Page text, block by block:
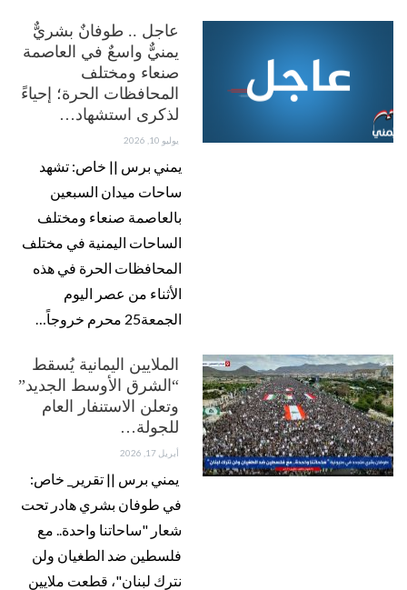
عاجل .. طوفانٌ بشريٌّ
يمنيٌّ واسعٌ في العاصمة
صنعاء ومختلف
المحافظات الحرة؛ إحياءً
لذكرى استشهاد…
يوليو 10, 2026
يمني برس || خاص: تشهد
ساحات ميدان السبعين
بالعاصمة صنعاء ومختلف
الساحات اليمنية في مختلف
المحافظات الحرة في هذه
الأثناء من عصر اليوم
الجمعة25 محرم خروجاً…
الملايين اليمانية يُسقط
“الشرق الأوسط الجديد”
وتعلن الاستنفار العام
للجولة…
أبريل 17, 2026
يمني برس || تقرير_ خاص:
في طوفان بشري هادر تحت
شعار "ساحاتنا واحدة.. مع
فلسطين ضد الطغيان ولن
نترك لبنان"، قطعت ملايين